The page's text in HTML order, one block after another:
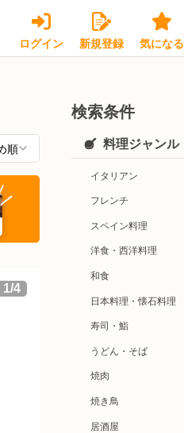
ログイン 新規登録 気になる
1/4
検索条件
料理ジャンル
イタリアン
フレンチ
スペイン料理
洋食・西洋料理
和食
日本料理・懐石料理
寿司・鮨
うどん・そば
焼肉
焼き鳥
居酒屋